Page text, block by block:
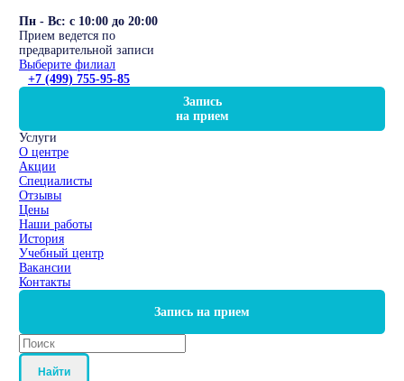
Пн - Вс: с 10:00 до 20:00
Прием ведется по
предварительной записи
Выберите филиал
+7 (499) 755-95-85
Запись
на прием
Услуги
О центре
Акции
Специалисты
Отзывы
Цены
Наши работы
История
Учебный центр
Вакансии
Контакты
Запись на прием
Найти